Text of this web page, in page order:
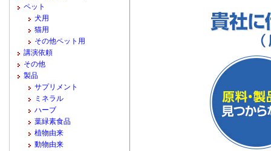
ペット
犬用
猫用
その他ペット用
講演依頼
その他
製品
サプリメント
ミネラル
ハーブ
葉緑素食品
植物由来
動物由来